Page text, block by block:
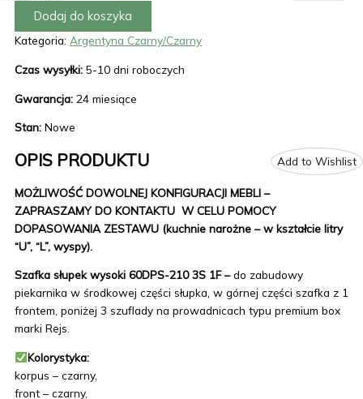
Dodaj do koszyka
Kategoria: Argentyna Czarny/Czarny
Czas wysyłki: 5-10 dni roboczych
Gwarancja: 24 miesiące
Stan: Nowe
Add to Wishlist
OPIS PRODUKTU
MOŻLIWOŚĆ DOWOLNEJ KONFIGURACJI MEBLI –
ZAPRASZAMY DO KONTAKTU W CELU POMOCY
DOPASOWANIA ZESTAWU (kuchnie narożne – w kształcie litry
“U”, “L”, wyspy).
Szafka słupek wysoki 60DPS-210 3S 1F –do zabudowy
piekarnika w środkowej części słupka, w górnej części szafka z 1
frontem, poniżej 3 szuflady na prowadnicach typu premium box
marki Rejs.
Kolorystyka:
korpus – czarny,
front – czarny,